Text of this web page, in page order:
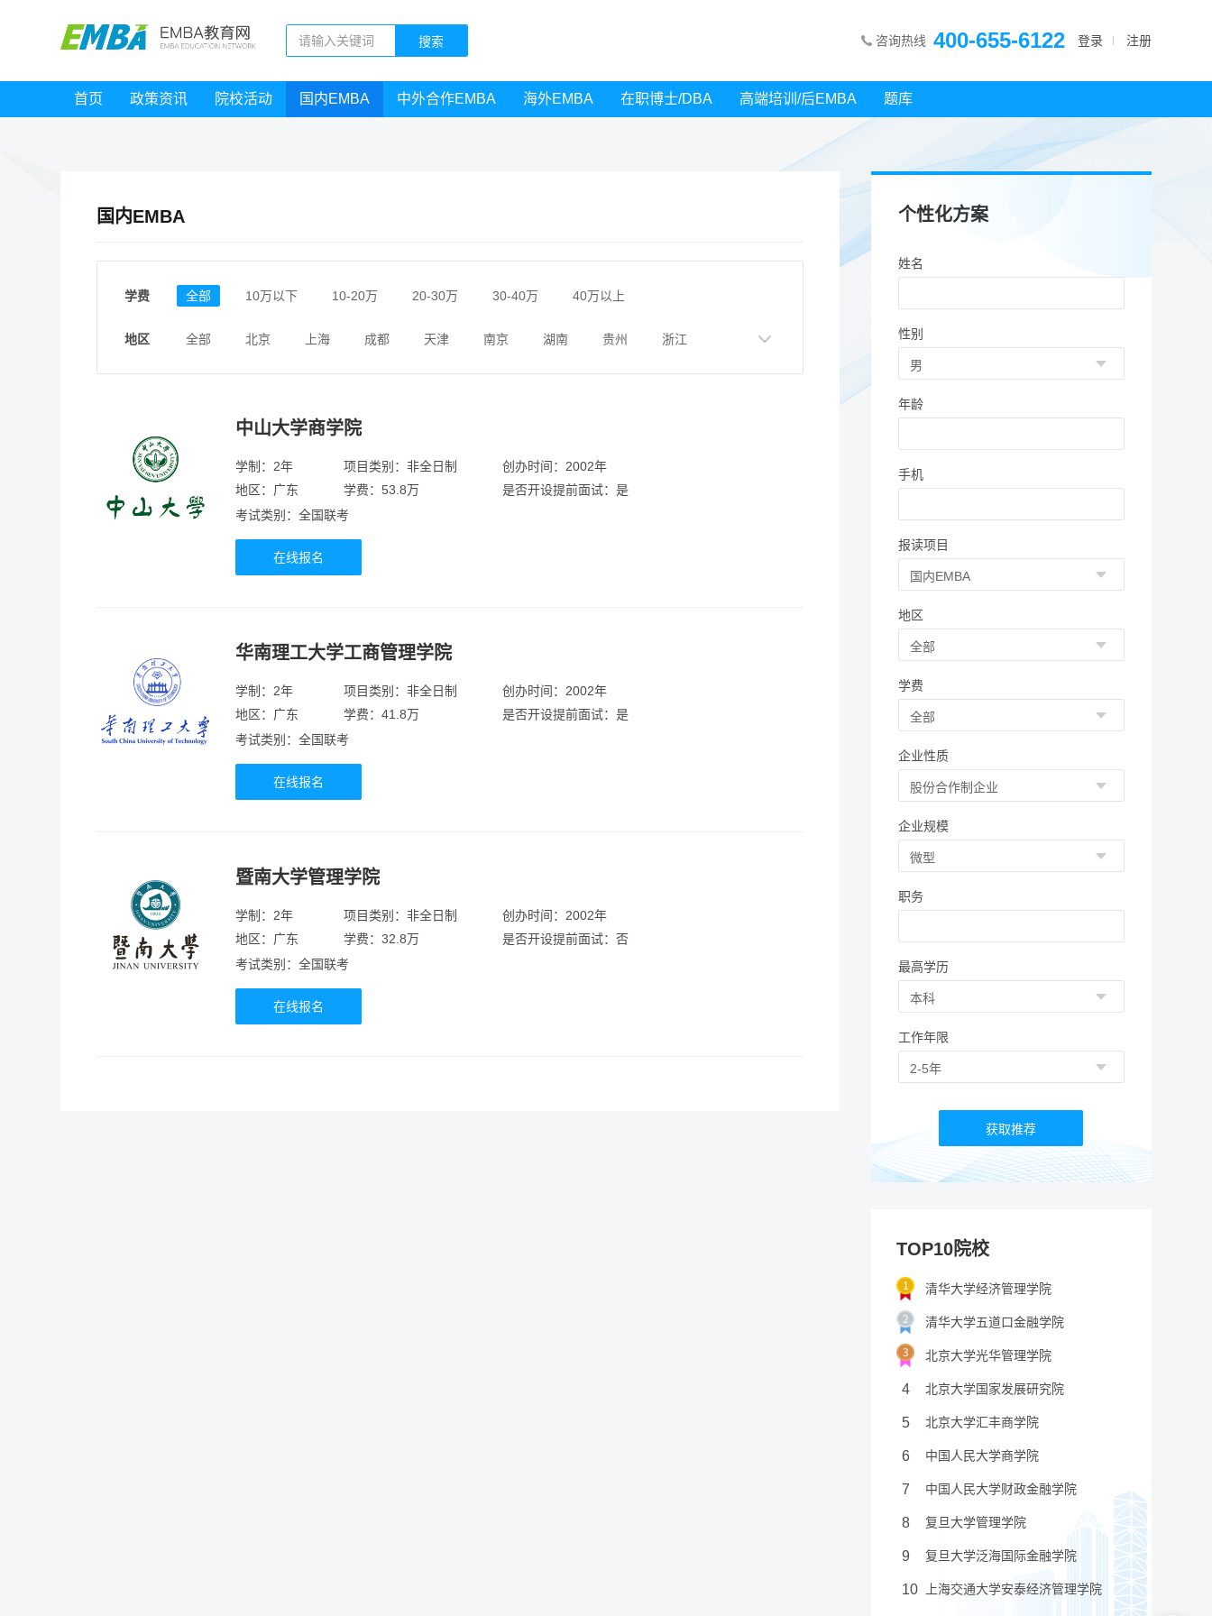
咨询热线 400-655-6122 登录 注册
首页 政策资讯 院校活动 国内EMBA 中外合作EMBA 海外EMBA 在职博士/DBA 高端培训/后EMBA 题库
国内EMBA
学费 全部 10万以下 10-20万 20-30万 30-40万 40万以上
地区 全部 北京 上海 成都 天津 南京 湖南 贵州 浙江
中山大学商学院
学制：2年
地区：广东
项目类别：非全日制
学费：53.8万
创办时间：2002年
是否开设提前面试：是
考试类别：全国联考
在线报名
华南理工大学工商管理学院
学制：2年
地区：广东
项目类别：非全日制
学费：41.8万
创办时间：2002年
是否开设提前面试：是
考试类别：全国联考
在线报名
暨南大学管理学院
学制：2年
地区：广东
项目类别：非全日制
学费：32.8万
创办时间：2002年
是否开设提前面试：否
考试类别：全国联考
在线报名
个性化方案
姓名
性别
年龄
手机
报读项目
地区
学费
企业性质
企业规模
职务
最高学历
工作年限
TOP10院校
清华大学经济管理学院
清华大学五道口金融学院
北京大学光华管理学院
4 北京大学国家发展研究院
5 北京大学汇丰商学院
6 中国人民大学商学院
7 中国人民大学财政金融学院
8 复旦大学管理学院
9 复旦大学泛海国际金融学院
10 上海交通大学安泰经济管理学院